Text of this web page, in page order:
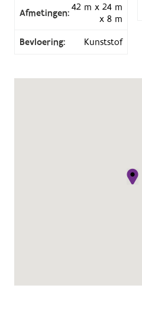
Afmetingen: 42 m x 24 m
x 8 m
Bevloering: Kunststof